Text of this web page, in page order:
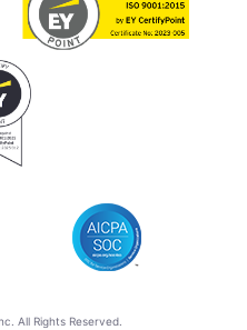
All Rights Reserved.